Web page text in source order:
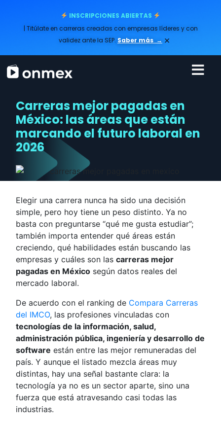
INSCRIPCIONES ABIERTAS
| Titúlate en carreras creadas con empresas líderes y con
validez ante la SEP. Saber más → ×
Carreras mejor pagadas en
México: las áreas que están
marcando el futuro laboral en
2026
Elegir una carrera nunca ha sido una decisión
simple, pero hoy tiene un peso distinto. Ya no
basta con preguntarse “qué me gusta estudiar”;
también importa entender qué áreas están
creciendo, qué habilidades están buscando las
empresas y cuáles son lascarreras mejor
pagadas en México según datos reales del
mercado laboral.
De acuerdo con el ranking de Compara Carreras
del IMCO, las profesiones vinculadas con
tecnologías de la información, salud,
administración pública, ingeniería y desarrollo de
software están entre las mejor remuneradas del
país. Y aunque el listado mezcla áreas muy
distintas, hay una señal bastante clara: la
tecnología ya no es un sector aparte, sino una
fuerza que está atravesando casi todas las
industrias.